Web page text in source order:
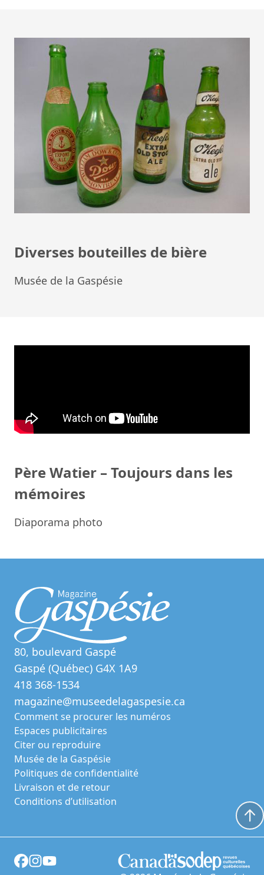
Diverses bouteilles de bière
Musée de la Gaspésie
Père Watier – Toujours dans les
mémoires
Diaporama photo
80, boulevard Gaspé
Gaspé (Québec) G4X 1A9
418 368-1534
magazine@museedelagaspesie.ca
Comment se procurer les numéros
Espaces publicitaires
Citer ou reproduire
Musée de la Gaspésie
Politiques de confidentialité
Livraison et de retour
Conditions d’utilisation